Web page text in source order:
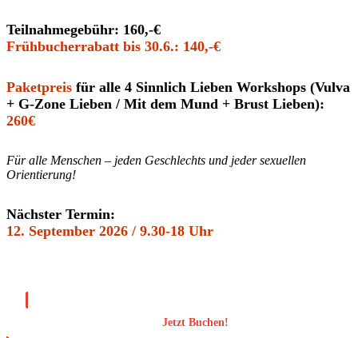
Teilnahmegebühr: 160,-€
Frühbucherrabatt bis 30.6.: 140,-€
Paketpreis für alle 4 Sinnlich Lieben Workshops (Vulva
+ G-Zone Lieben / Mit dem Mund + Brust Lieben):
260€
Für alle Menschen – jeden Geschlechts und jeder sexuellen
Orientierung!
Nächster Termin:
12. September 2026 / 9.30-18 Uhr
Jetzt Buchen!